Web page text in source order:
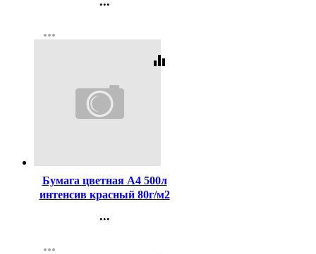
Регистрация
more_horiz
equalizer
Бумага цветная А4 500л
интенсив красный 80г/м2
...
Регистрация
more_horiz